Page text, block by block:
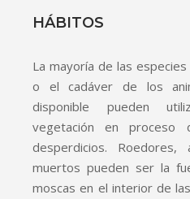
HÁBITOS
La mayoría de las
o el cadáver de los
disponible pueden
vegetación en proceso
desperdicios.
muertos pueden ser la
moscas en el interior de